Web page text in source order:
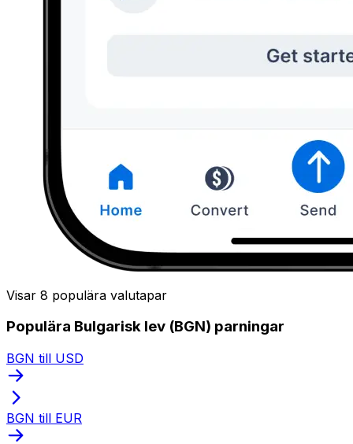
Visar 8 populära valutapar
Populära Bulgarisk lev (BGN) parningar
BGN till USD
BGN till EUR